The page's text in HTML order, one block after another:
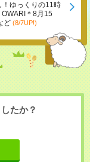
！ゆっくりの11時
OWARI＊8月15
ど (8/7UP!)
たか？